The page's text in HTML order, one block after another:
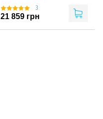
3
21 859 грн